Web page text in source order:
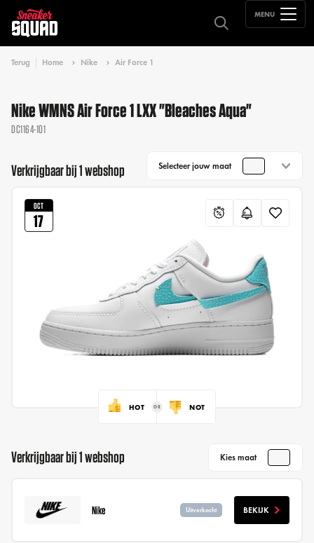
MENU
Terug Home Nike Air Force 1
Nike WMNS Air Force 1 LXX "Bleaches Aqua"
DC1164-101
Verkrijgbaar bij 1 webshop Selecteer jouw maat
OCT
17
HOT NOT
Verkrijgbaar bij 1 webshop Kies maat
Nike Uitverkocht BEKIJK